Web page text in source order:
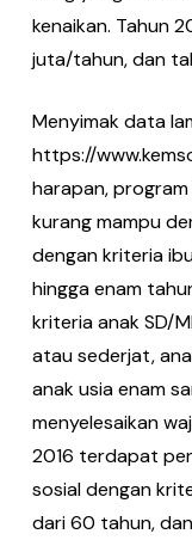
kenaikan. Tahun
juta/tahun, dan
Menyimak data
https://
harapan,
kurang mampu
dengan kriteria
hingga enam
kriteria anak SD/
atau sederjat,
anak usia enam
menyelesaikan
2016 terdapat
sosial dengan
dari 60 tahun,